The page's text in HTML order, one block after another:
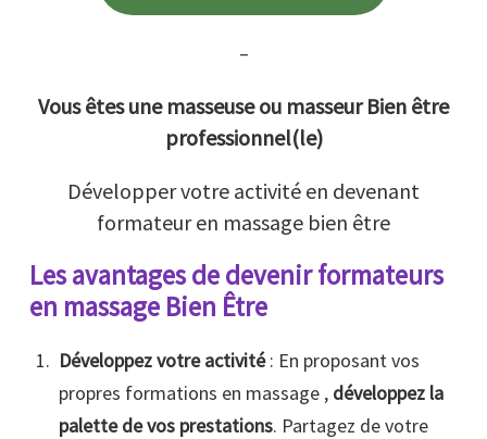
–
Vous êtes une masseuse ou masseur Bien être
professionnel(le)
Développer votre activité en devenant
formateur en massage bien être
Les avantages de devenir formateurs
en massage Bien Être
Développez votre activité: En proposant vos
propres formations en massage , développez la
palette de vos prestations. Partagez de votre